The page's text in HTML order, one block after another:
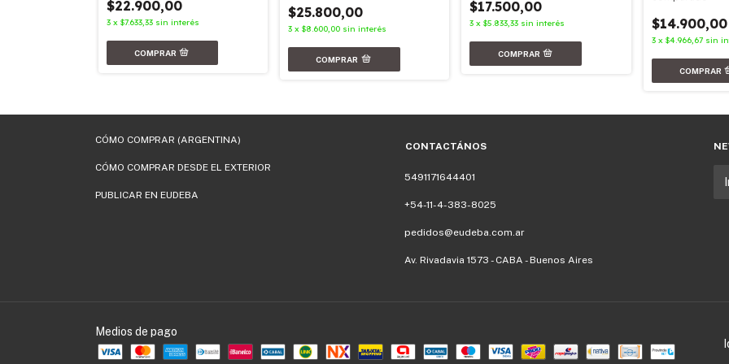
$22.900,00
3 x $7.633,33 sin interés
$25.800,00
3 x$8.600,00 sin interés
$17.500,00
3 x$5.833,33 sin interés $14.900,00
3 x $4.966,67 sin
CÓMO COMPRAR (ARGENTINA)
CÓMO COMPRAR DESDE EL EXTERIOR
PUBLICAR EN EUDEBA
CONTACTÁNOS
5491171644401
+54-11-4-383-8025
pedidos@eudeba.com.ar
Av. Rivadavia 1573 - CABA - Buenos Aires
Medios de pago